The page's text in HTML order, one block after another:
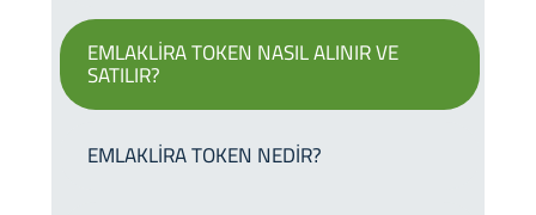
EMLAKLİRA TOKEN NASIL ALINIR VE
SATILIR?
EMLAKLİRA TOKEN NEDİR?